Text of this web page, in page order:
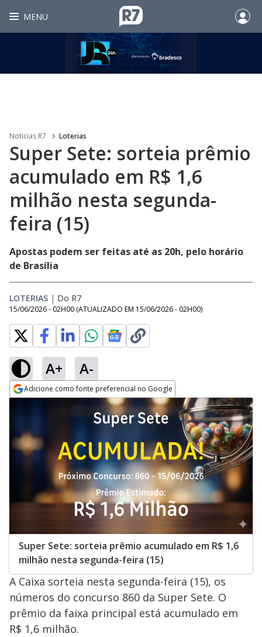
MENU
Noticias R7 Loterias
Super Sete: sorteia prêmio
acumulado em R$ 1,6
milhão nesta segunda-
feira (15)
Apostas podem ser feitas até as 20h, pelo horário
de Brasília
LOTERIAS | Do R7
15/06/2026 - 02H00 (ATUALIZADO EM 15/06/2026 - 02H00)
A+ A-
Adicione como fonte preferencial no Google
Super Sete: sorteia prêmio acumulado em R$ 1,6
milhão nesta segunda-feira (15)
A Caixa sorteia nesta segunda-feira (15), os
números do concurso 860 da Super Sete. O
prêmio da faixa principal está acumulado em
R$ 1,6 milhão.